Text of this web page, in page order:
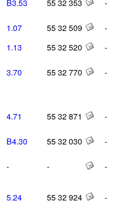
B3.53 55 32 353 -
1.07 55 32 509
-
1.13 55 32 520
-
3.70 55 32 770 -
4.71 55 32 871
-
B4.30 55 32 030 -
- -
-
5.24 55 32 924 -